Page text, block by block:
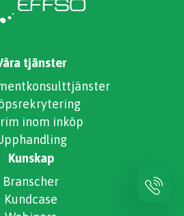
tjänster
inom inköp
Kunskap
Branscher
Kundcase